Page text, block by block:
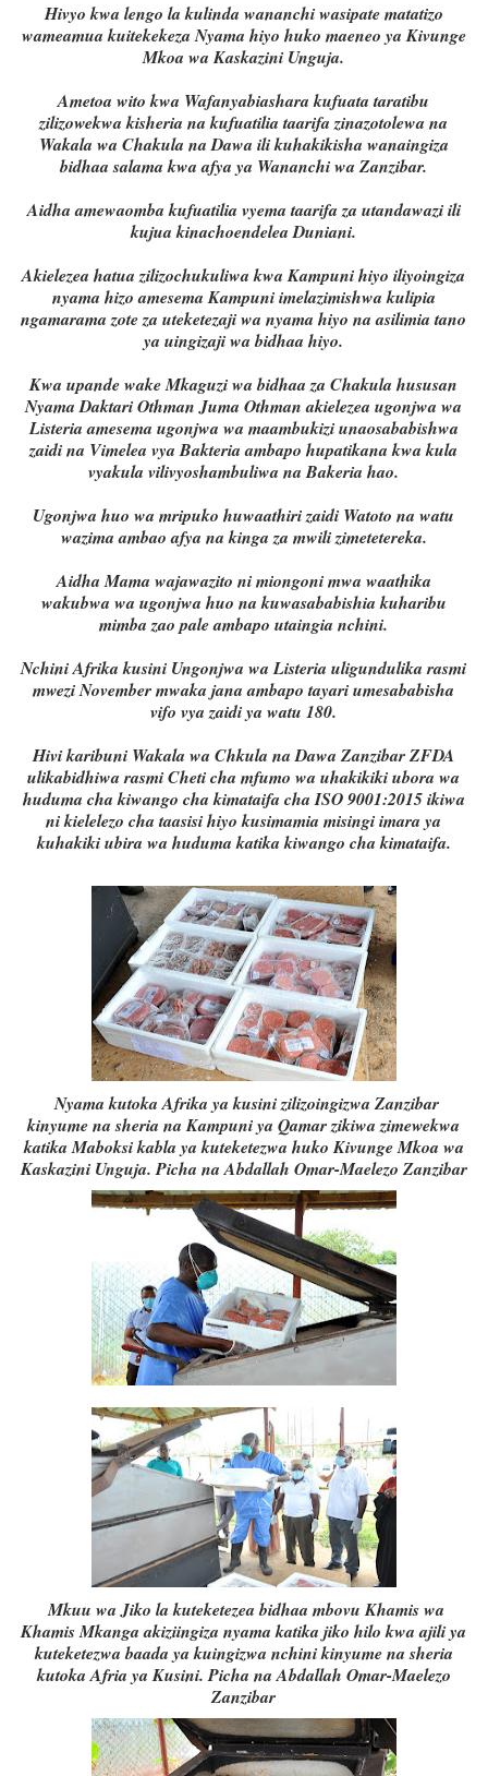
Hivyo kwa lengo la kulinda wananchi wasipate matatizo
wameamua kuitekekeza Nyama hiyo huko maeneo ya Kivunge
Mkoa wa Kaskazini Unguja.
Ametoa wito kwa Wafanyabiashara kufuata taratibu
zilizowekwa kisheria na kufuatilia taarifa zinazotolewa na
Wakala wa Chakula na Dawa ili kuhakikisha wanaingiza
bidhaa salama kwa afya ya Wananchi wa Zanzibar.
Aidha amewaomba kufuatilia vyema taarifa za utandawazi ili
kujua kinachoendelea Duniani.
Akielezea hatua zilizochukuliwa kwa Kampuni hiyo iliyoingiza
nyama hizo amesema Kampuni imelazimishwa kulipia
ngamarama zote za uteketezaji wa nyama hiyo na asilimia tano
ya uingizaji wa bidhaa hiyo.
Kwa upande wake Mkaguzi wa bidhaa za Chakula hususan
Nyama Daktari Othman Juma Othman akielezea ugonjwa wa
Listeria amesema ugonjwa wa maambukizi unaosababishwa
zaidi na Vimelea vya Bakteria ambapo hupatikana kwa kula
vyakula vilivyoshambuliwa na Bakeria hao.
Ugonjwa huo wa mripuko huwaathiri zaidi Watoto na watu
wazima ambao afya na kinga za mwili zimetetereka.
Aidha Mama wajawazito ni miongoni mwa waathika
wakubwa wa ugonjwa huo na kuwasababishia kuharibu
mimba zao pale ambapo utaingia nchini.
Nchini Afrika kusini Ungonjwa wa Listeria uligundulika rasmi
mwezi November mwaka jana ambapo tayari umesababisha
vifo vya zaidi ya watu 180.
Hivi karibuni Wakala wa Chkula na Dawa Zanzibar ZFDA
ulikabidhiwa rasmi Cheti cha mfumo wa uhakikiki ubora wa
huduma cha kiwango cha kimataifa cha ISO 9001:2015 ikiwa
ni kielelezo cha taasisi hiyo kusimamia misingi imara ya
kuhakiki ubira wa huduma katika kiwango cha kimataifa.
Nyama kutoka Afrika ya kusini zilizoingizwa Zanzibar
kinyume na sheria na Kampuni ya Qamar zikiwa zimewekwa
katika Maboksi kabla ya kuteketezwa huko Kivunge Mkoa wa
Kaskazini Unguja. Picha na Abdallah Omar-Maelezo Zanzibar
Mkuu wa Jiko la kuteketezea bidhaa mbovu Khamis wa
Khamis Mkanga akiziingiza nyama katika jiko hilo kwa ajili ya
kuteketezwa baada ya kuingizwa nchini kinyume na sheria
kutoka Afria ya Kusini. Picha na Abdallah Omar-Maelezo
Zanzibar